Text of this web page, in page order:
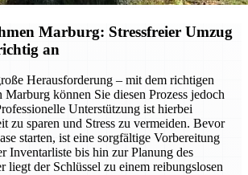
Marburg: Stressfreier Umzug
an
Herausforderung – mit dem richtigen
Marburg können Sie diesen Prozess jedoch
Unterstützung ist hierbei
zu sparen und Stress zu vermeiden. Bevor
starten, ist eine sorgfältige Vorbereitung
Inventarliste bis hin zur Planung des
liegt der Schlüssel zu einem reibungslosen